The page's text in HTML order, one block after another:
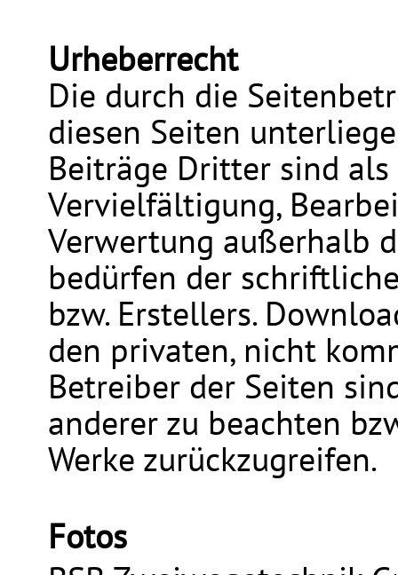
Urheberrecht
Die durch die
diesen Seiten
Beiträge Dritter sind
Vervielfältigung,
Verwertung außerhalb
bedürfen der
bzw. Erstellers.
den privaten, nicht
Betreiber derSeiten
anderer zu beachten
Werke zurückzugreifen.
Fotos